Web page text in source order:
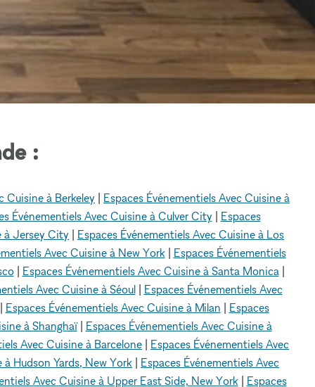
:
Cuisine à Berkeley | Espaces Événementiels Avec Cuisine à
Événementiels Avec Cuisine à Culver City | Espaces
à Jersey City | Espaces Événementiels Avec Cuisine à Los
Avec Cuisine à New York| Espaces Événementiels
| Espaces Événementiels Avec Cuisine à Santa Monica |
Avec Cuisine à Séoul| Espaces Événementiels Avec
Espaces Événementiels Avec Cuisine à Milan | Espaces
à Shanghaï| Espaces Événementiels Avec Cuisine à
Avec Cuisine à Barcelone | Espaces Événementiels Avec
Hudson Yards, New York | Espaces Événementiels Avec
Avec Cuisine à Upper East Side, New York| Espaces